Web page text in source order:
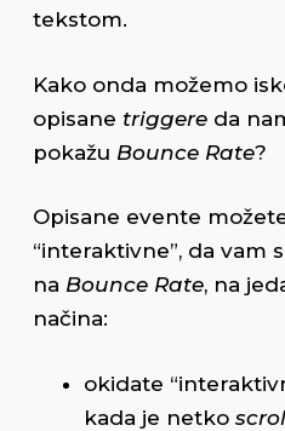
tekstom.
Kako onda možemo
opisane triggereda
pokažu Bounce Rate?
Opisane evente
“interaktivne”, da vam
na Bounce Rate, na
načina:
okidate
kada je netko